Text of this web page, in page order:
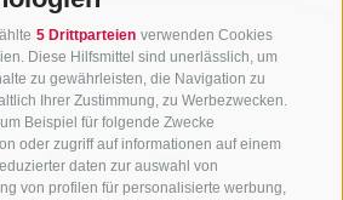
5 Drittparteien verwenden Cookies
Diese Hilfsmittel sind unerlässlich, um
zu gewährleisten, die Navigation zu
Ihrer Zustimmung, zu Werbezwecken.
Beispiel für folgende Zwecke
oder zugriff auf informationen auf einem
daten zur auswahl von
von profilen für personalisierte werbung,